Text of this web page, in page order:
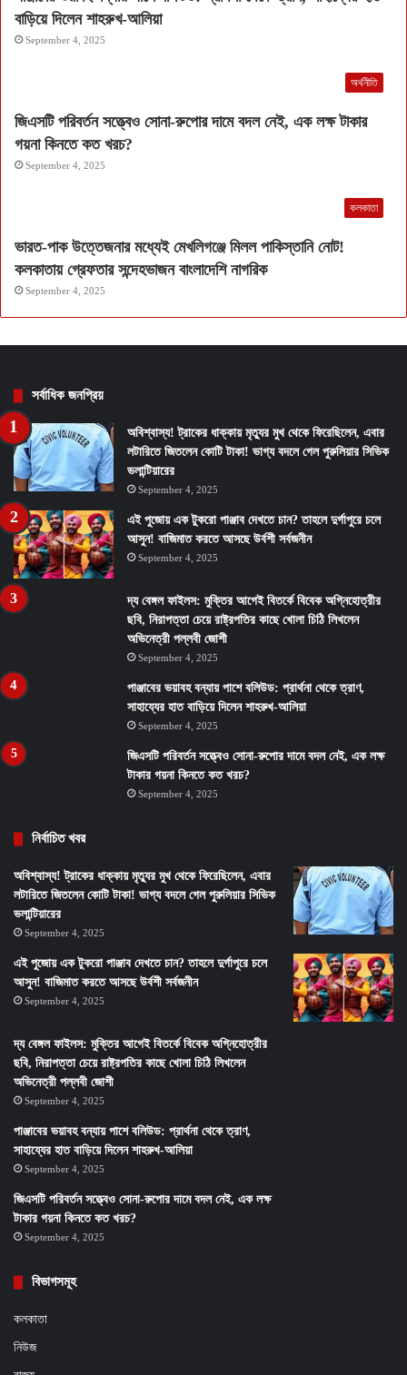
বাড়িয়ে দিলেন শাহরুখ-আলিয়া
September 4, 2025
অর্থনীতি
জিএসটি পরিবর্তন সত্ত্বেও সোনা-রুপোর দামে বদল নেই, এক লক্ষ টাকার
গয়না কিনতে কত খরচ?
September 4, 2025
কলকাতা
ভারত-পাক উত্তেজনার মধ্যেই মেখলিগঞ্জে মিলল পাকিস্তানি নোট!
কলকাতায় গ্রেফতার সন্দেহভাজন বাংলাদেশি নাগরিক
September 4, 2025
সর্বাধিক জনপ্রিয়
অবিশ্বাস্য! ট্রাকের ধাক্কায় মৃত্যুর মুখ থেকে ফিরেছিলেন, এবার
লটারিতে জিতলেন কোটি টাকা! ভাগ্য বদলে গেল পুরুলিয়ার সিভিক
ভলান্টিয়ারের
September 4, 2025
এই পুজোয় এক টুকরো পাঞ্জাব দেখতে চান? তাহলে দুর্গাপুরে চলে
আসুন! বাজিমাত করতে আসছে উর্বশী সর্বজনীন
September 4, 2025
দ্য বেঙ্গল ফাইলস: মুক্তির আগেই বিতর্কে বিবেক অগ্নিহোত্রীর
ছবি, নিরাপত্তা চেয়ে রাষ্ট্রপতির কাছে খোলা চিঠি লিখলেন
অভিনেত্রী পল্লবী জোশী
September 4, 2025
পাঞ্জাবের ভয়াবহ বন্যায় পাশে বলিউড: প্রার্থনা থেকে ত্রাণ,
সাহায্যের হাত বাড়িয়ে দিলেন শাহরুখ-আলিয়া
September 4, 2025
জিএসটি পরিবর্তন সত্ত্বেও সোনা-রুপোর দামে বদল নেই, এক লক্ষ
টাকার গয়না কিনতে কত খরচ?
September 4, 2025
নির্বাচিত খবর
অবিশ্বাস্য! ট্রাকের ধাক্কায় মৃত্যুর মুখ থেকে ফিরেছিলেন, এবার
লটারিতে জিতলেন কোটি টাকা! ভাগ্য বদলে গেল পুরুলিয়ার সিভিক
ভলান্টিয়ারের
September 4, 2025
এই পুজোয় এক টুকরো পাঞ্জাব দেখতে চান? তাহলে দুর্গাপুরে চলে
আসুন! বাজিমাত করতে আসছে উর্বশী সর্বজনীন
September 4, 2025
দ্য বেঙ্গল ফাইলস: মুক্তির আগেই বিতর্কে বিবেক অগ্নিহোত্রীর
ছবি, নিরাপত্তা চেয়ে রাষ্ট্রপতির কাছে খোলা চিঠি লিখলেন
অভিনেত্রী পল্লবী জোশী
September 4, 2025
পাঞ্জাবের ভয়াবহ বন্যায় পাশে বলিউড: প্রার্থনা থেকে ত্রাণ,
সাহায্যের হাত বাড়িয়ে দিলেন শাহরুখ-আলিয়া
September 4, 2025
জিএসটি পরিবর্তন সত্ত্বেও সোনা-রুপোর দামে বদল নেই, এক লক্ষ
টাকার গয়না কিনতে কত খরচ?
September 4, 2025
বিভাগসমূহ
কলকাতা
নিউজ